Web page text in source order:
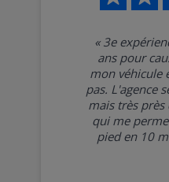
« 3e
ans pour
mon véhicule
pas. L'agence
mais très près
qui me
pied en 10